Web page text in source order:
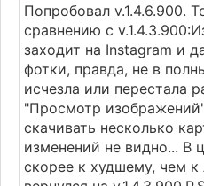
Попробовал v.1.4.6.900.
сравнению с
заходит на Instagram и
фотки, правда, не в
исчезла или перестала
"Просмотр
скачивать несколько
изменений не видно... В
скорее к худшему, чем